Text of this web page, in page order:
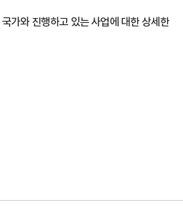
가와 진행하고 있는 사업에 대한 상세한